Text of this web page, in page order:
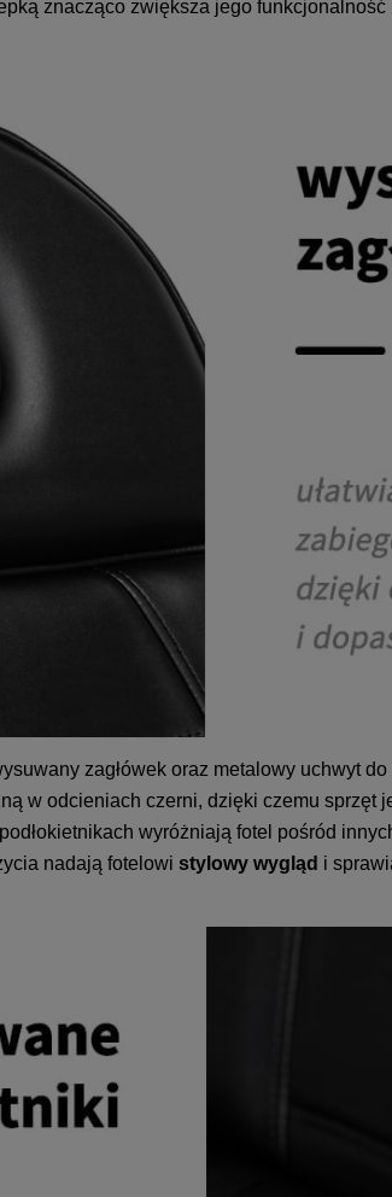
znacząco zwiększa jego funkcjonalność
zagłówek oraz metalowy uchwyt
w odcieniach czerni, dzięki czemu sprzęt
wyróżniają fotel pośród
nadają fotelowi stylowy wygląd i